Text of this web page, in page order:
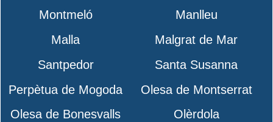
Montmeló
Manlleu
Malla
Malgrat de Mar
Santpedor
Santa Susanna
Perpètua de Mogoda
Olesa de Montserrat
Olesa de Bonesvalls
Olèrdola